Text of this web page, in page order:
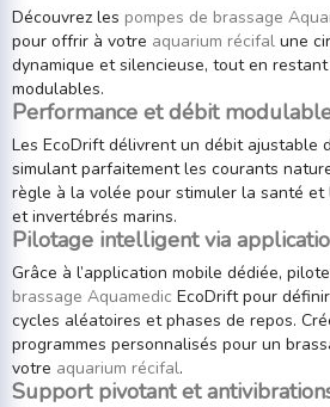
Découvrez les pompes de brassage
pour offrir à votre aquarium récifal une
dynamique et silencieuse, tout en
modulables.
Performance et débit
Les EcoDrift délivrent un débit ajustable
simulant parfaitement les courants
règle à la volée pour stimuler la santé
et invertébrés marins.
Pilotage intelligent via
Grâce à l’application mobile dédiée,
brassage Aquamedic EcoDrift pour
cycles aléatoires et phases de repos.
programmes personnalisés pour un
votre aquarium récifal.
Support pivotant et